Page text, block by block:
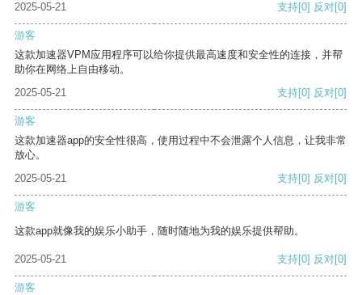
2025-05-21 支持[0] 反对[0]
游客
这款加速器VPM应用程序可以给你提供最高速度和安全性的连接，并帮
助你在网络上自由移动。
2025-05-21
支持[0] 反对[0]
游客
这款加速器app的安全性很高，使用过程中不会泄露个人信息，让我非常
放心。
2025-05-21
支持[0] 反对[0]
游客
这款app就像我的娱乐小助手，随时随地为我的娱乐提供帮助。
2025-05-21 支持[0] 反对[0]
游客